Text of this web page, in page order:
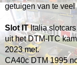
getuigen van te
Slot ITItalia
uit het DTM-ITC
2023 met.
CA40c DTM 1995